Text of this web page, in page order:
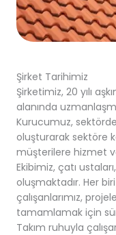
Şirket Tarihimiz
Şirketimiz, 20 yılı
alanında
Kurucumuz,
oluşturarak sektöre
müşterilere hizmet
Ekibimiz, çatı
oluşmaktadır. Her
çalışanlarımız,
tamamlamak için
Takım ruhuyla